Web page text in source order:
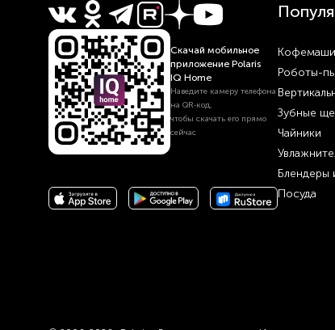
Скачай мобильное
приложение Polaris
IQ Home
Наведите камеру телефона
на QR‑код,
чтобы скачать его прямо
сейчас
Роботы-
Зубные
Чайники
Блендеры
Посуда